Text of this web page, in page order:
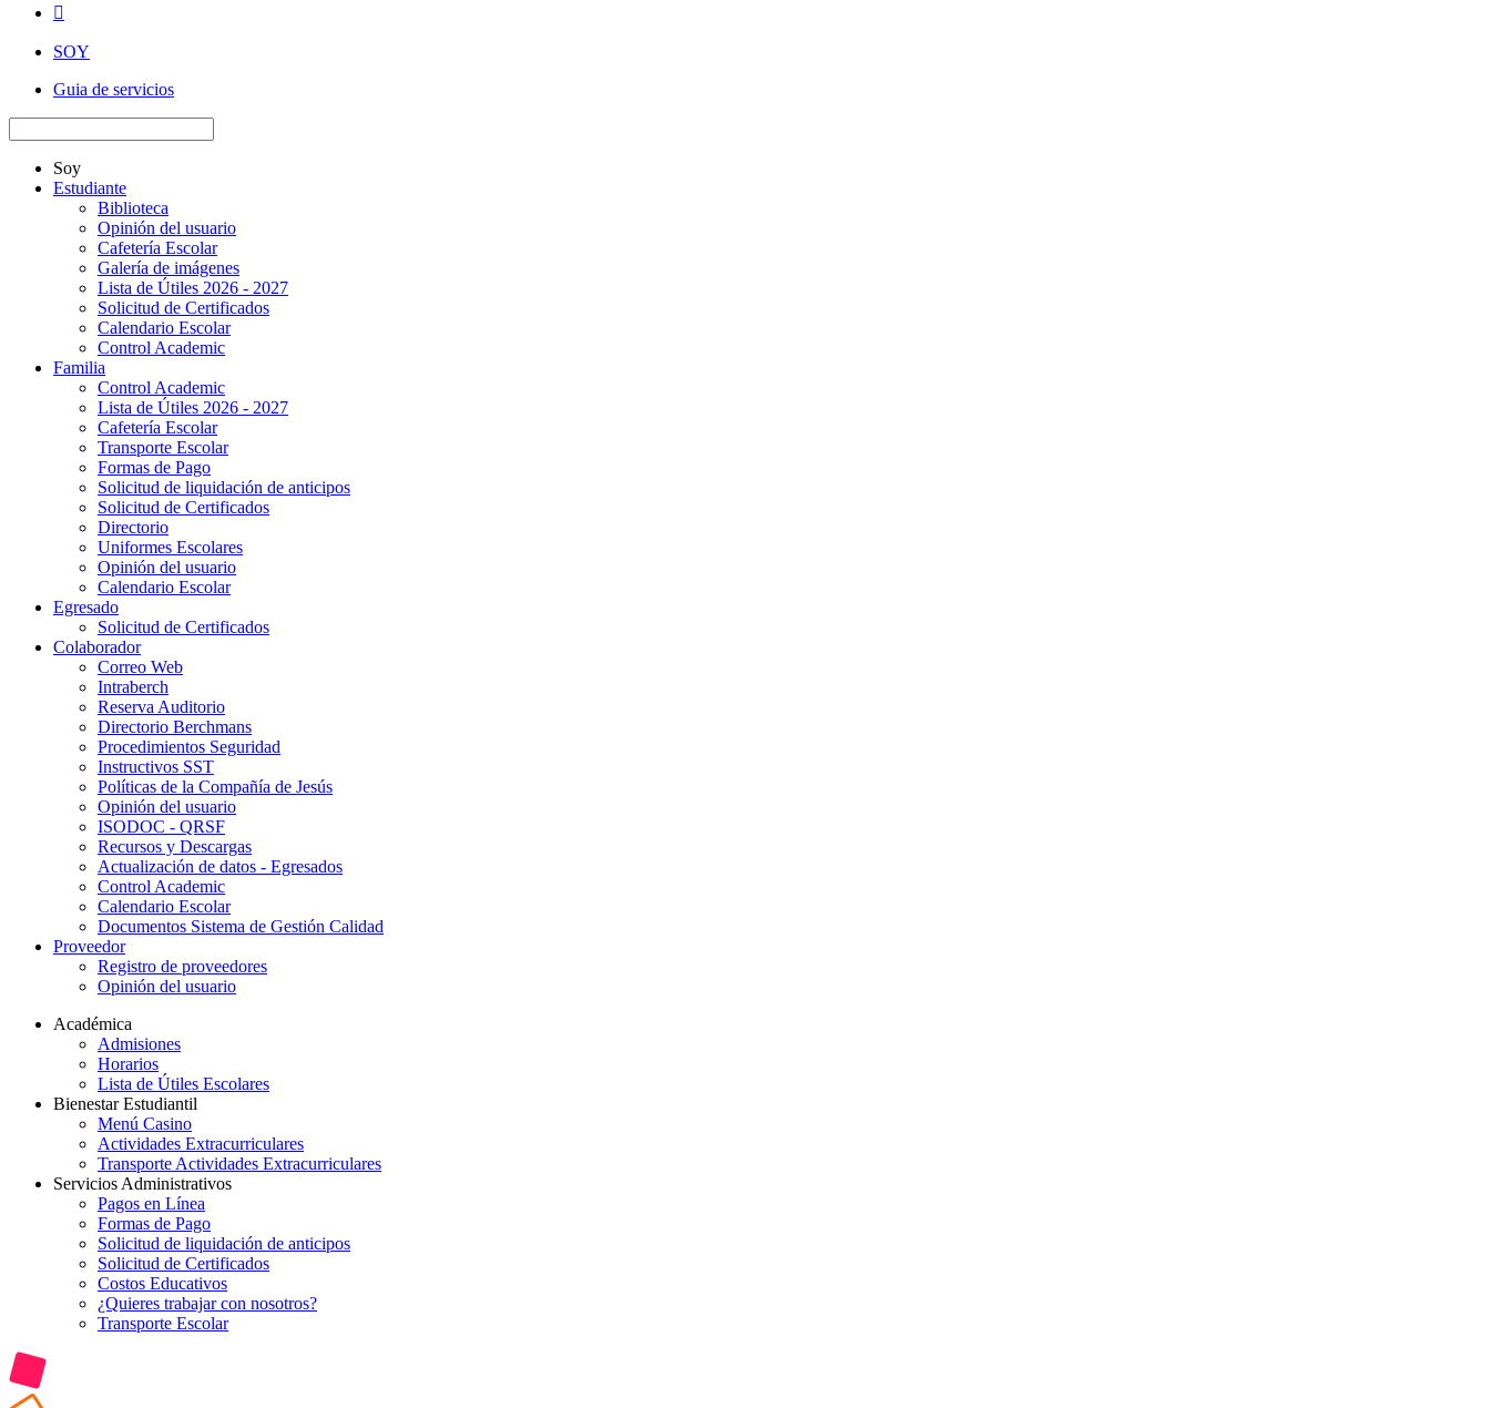

SOY
Guia de servicios
Soy
Estudiante
Biblioteca
Opinión del usuario
Cafetería Escolar
Galería de imágenes
Lista de Útiles 2026 - 2027
Solicitud de Certificados
Calendario Escolar
Control Academic
Familia
Control Academic
Lista de Útiles 2026 - 2027
Cafetería Escolar
Transporte Escolar
Formas de Pago
Solicitud de liquidación de anticipos
Solicitud de Certificados
Directorio
Uniformes Escolares
Opinión del usuario
Calendario Escolar
Egresado
Solicitud de Certificados
Colaborador
Correo Web
Intraberch
Reserva Auditorio
Directorio Berchmans
Procedimientos Seguridad
Instructivos SST
Políticas de la Compañía de Jesús
Opinión del usuario
ISODOC - QRSF
Recursos y Descargas
Actualización de datos - Egresados
Control Academic
Calendario Escolar
Documentos Sistema de Gestión Calidad
Proveedor
Registro de proveedores
Opinión del usuario
Académica
Admisiones
Horarios
Lista de Útiles Escolares
Bienestar Estudiantil
Menú Casino
Actividades Extracurriculares
Transporte Actividades Extracurriculares
Servicios Administrativos
Pagos en Línea
Formas de Pago
Solicitud de liquidación de anticipos
Solicitud de Certificados
Costos Educativos
¿Quieres trabajar con nosotros?
Transporte Escolar